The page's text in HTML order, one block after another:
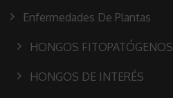
Enfermedades De Plantas
HONGOS FITOPATÓGENOS
HONGOS DE INTERÉS